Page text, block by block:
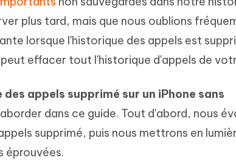
Android APP
New
Android sans PC
iCareFone Transfer APP
Transférer le chat WhatsApp
AI gratuitement
du texte
Tenorshare AI Writer
Écriver plus intelligemment et plus
rapidement avec l'IA
plus tard, mais que nous oublions
lorsque l'historique des appels est
effacer tout l'historique d'appels de
appels supprimé sur un iPhone sans
dans ce guide. Tout d'abord, nous
supprimé, puis nous mettrons en
éprouvées.